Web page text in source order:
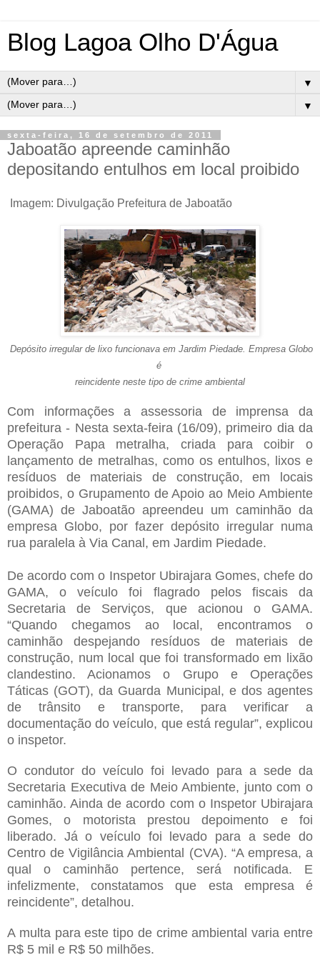
Blog Lagoa Olho D'Água
▼
▼
sexta-feira, 16 de setembro de 2011
Jaboatão apreende caminhão
depositando entulhos em local proibido
Imagem: Divulgação Prefeitura de Jaboatão
Depósito irregular de lixo funcionava em Jardim Piedade. Empresa Globo
é
reincidente neste tipo de crime ambiental
Com informações a assessoria de imprensa da
prefeitura - Nesta sexta-feira (16/09), primeiro dia da
Operação Papa metralha, criada para coibir o
lançamento de metralhas, como os entulhos, lixos e
resíduos de materiais de construção, em locais
proibidos, o Grupamento de Apoio ao Meio Ambiente
(GAMA) de Jaboatão apreendeu um caminhão da
empresa Globo, por fazer depósito irregular numa
rua paralela à Via Canal, em Jardim Piedade.
De acordo com o Inspetor Ubirajara Gomes, chefe do
GAMA, o veículo foi flagrado pelos fiscais da
Secretaria de Serviços, que acionou o GAMA.
“Quando chegamos ao local, encontramos o
caminhão despejando resíduos de materiais de
construção, num local que foi transformado em lixão
clandestino. Acionamos o Grupo e Operações
Táticas (GOT), da Guarda Municipal, e dos agentes
de trânsito e transporte, para verificar a
documentação do veículo, que está regular”, explicou
o inspetor.
O condutor do veículo foi levado para a sede da
Secretaria Executiva de Meio Ambiente, junto com o
caminhão. Ainda de acordo com o Inspetor Ubirajara
Gomes, o motorista prestou depoimento e foi
liberado. Já o veículo foi levado para a sede do
Centro de Vigilância Ambiental (CVA). “A empresa, a
qual o caminhão pertence, será notificada. E
infelizmente, constatamos que esta empresa é
reincidente”, detalhou.
A multa para este tipo de crime ambiental varia entre
R$ 5 mil e R$ 50 milhões.